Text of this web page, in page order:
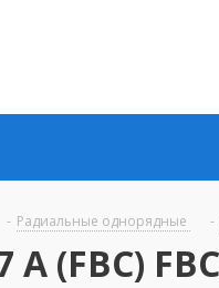
- Радиальные однорядные -
(FBC) FBC